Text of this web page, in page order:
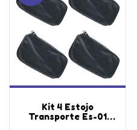
Kit 4 Estojo
Transporte Es-01